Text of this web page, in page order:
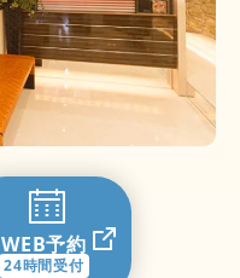
WEB予約
24時間受付